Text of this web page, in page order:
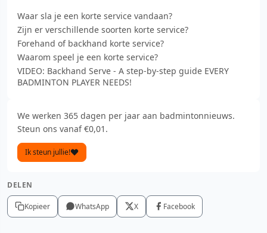
Waar sla je een korte service vandaan?
Zijn er verschillende soorten korte service?
Forehand of backhand korte service?
Waarom speel je een korte service?
VIDEO: Backhand Serve - A step-by-step guide EVERY
BADMINTON PLAYER NEEDS!
We werken 365 dagen per jaar aan badmintonnieuws.
Steun ons vanaf €0,01.
Ik steun jullie!
DELEN
Kopieer WhatsApp X Facebook